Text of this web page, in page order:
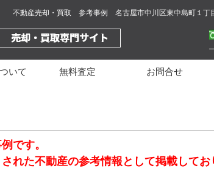
不動産売却・買取 参考事例 名古屋市中川区東中島町１
いて 無料査定 お問合せ
です。
れた不動産の参考情報として掲載して